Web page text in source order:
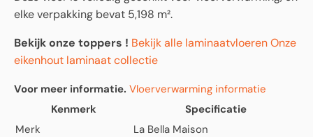
elke verpakking bevat 5,198 m².
Bekijk onze toppers ! Bekijk alle laminaatvloerenOnze
eikenhout laminaat collectie
Voor meer informatie. Vloerverwarming informatie
Kenmerk
Specificatie
Merk
La Bella Maison